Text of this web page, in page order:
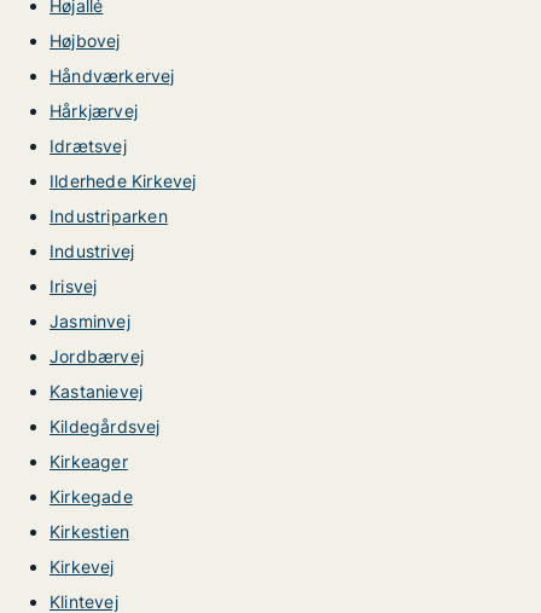
Højallé
Højbovej
Håndværkervej
Hårkjærvej
Idrætsvej
Ilderhede Kirkevej
Industriparken
Industrivej
Irisvej
Jasminvej
Jordbærvej
Kastanievej
Kildegårdsvej
Kirkeager
Kirkegade
Kirkestien
Kirkevej
Klintevej